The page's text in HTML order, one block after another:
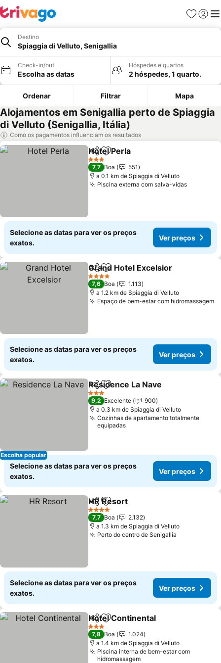
Favoritos
Iniciar
Destino
Spiaggia di Velluto, Senigallia
Check-in/out
Escolha as datas
Hóspedes e quartos
2 hóspedes, 1 quarto.
Ordenar Filtrar Mapa
Alojamentos em Senigallia perto de Spiaggia
di Velluto (Senigallia, Itália)
Como os pagamentos influenciam os resultados
PartilharAdicionar aos favoritos
Hotel Perla
3 Estrelas
7,7 Boa
551
a 0.1 km de Spiaggia di Velluto
Piscina externa com salva-vidas
Selecione as datas para ver os preços
exatos.
Ver preços
PartilharAdicionar aos favoritos
Grand Hotel Excelsior
4 Estrelas
7,6 Boa
1.113
a 1.2 km de Spiaggia di Velluto
Espaço de bem-estar com hidromassagem
Selecione as datas para ver os preços
exatos.
Ver preços
Escolha popular
PartilharAdicionar aos favoritos
Residence La Nave
3 Estrelas
9,2 Excelente
900
a 0.3 km de Spiaggia di Velluto
Cozinhas de apartamento totalmente
equipadas
Selecione as datas para ver os preços
exatos.
Ver preços
PartilharAdicionar aos favoritos
HR Resort
4 Estrelas
7,7 Boa
2.132
a 1.3 km de Spiaggia di Velluto
Perto do centro de Senigallia
Selecione as datas para ver os preços
exatos.
Ver preços
PartilharAdicionar aos favoritos
Hotel Continental
3 Estrelas
7,8 Boa
1.024
a 1.4 km de Spiaggia di Velluto
Piscina interna de bem-estar com
hidromassagem